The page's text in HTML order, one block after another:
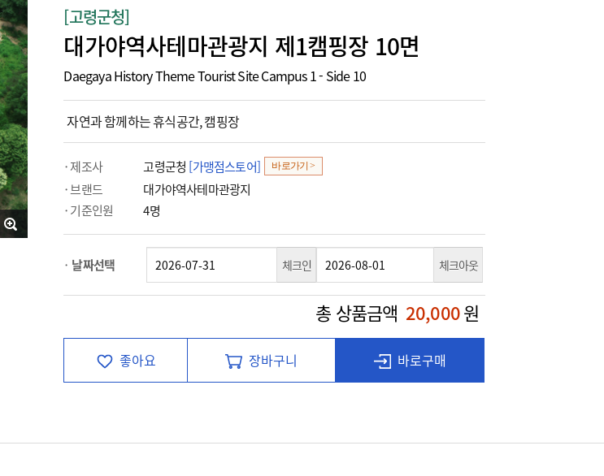
[고령군청]
대가야역사테마관광지 제1캠핑장 10면
Daegaya History Theme Tourist Site Campus 1 - Side 10
자연과 함께하는 휴식공간, 캠핑장
제조사 고령군청 [가맹점스토어] 바로가기 >
브랜드
대가야역사테마관광지
기준인원
4명
날짜선택 체크인 체크아웃
총 상품금액 20,000원
좋아요 장바구니 바로구매